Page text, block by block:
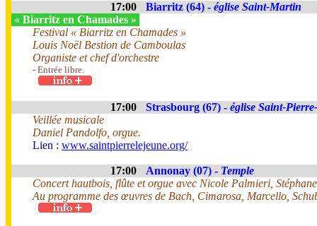
17:00 Biarritz (64) - église Saint-Martin
« Biarritz en Chamades »
Festival « Biarritz en Chamades »
Louis Noël Bestion de Camboulas
Organiste et chef d'orchestre
- Entrée libre.
17:00 Strasbourg (67) - église Saint-
Veillée musicale
Daniel Pandolfo, orgue.
Lien : www.saintpierrelejeune.org/
17:00 Annonay (07) - Temple
Concert hautbois, flûte et orgue avec Nicole Palmieri,
Au programme des œuvres de Bach, Cimarosa, Marcello,